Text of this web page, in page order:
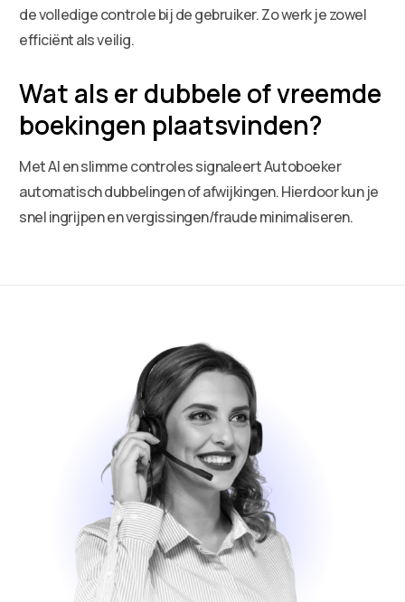
de volledige controle bij de gebruiker. Zo werk je zowel
efficiënt als veilig.
Wat als er dubbele of vreemde
boekingen plaatsvinden?
Met AI en slimme controles signaleert Autoboeker
automatisch dubbelingen of afwijkingen. Hierdoor kun je
snel ingrijpen en vergissingen/fraude minimaliseren.